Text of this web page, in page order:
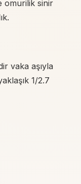
omurilik sinir
vaka aşıyla
1/2.7